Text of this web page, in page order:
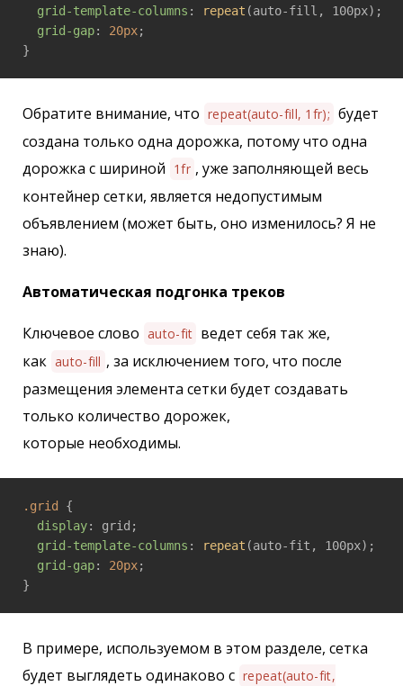
grid-template-columns : repeat (auto-fill, 100px);
grid-gap: 20px;
Обратите внимание, что repeat(auto-fill, 1fr); будет
создана только одна дорожка, потому что одна
дорожка с шириной 1fr , уже заполняющей весь
контейнер сетки, является недопустимым
объявлением (может быть, оно изменилось? Я не
знаю).
Автоматическая подгонка треков
Ключевое слово auto-fit ведет себя так же,
как auto-fill , за исключением того, что после
размещения элемента сетки будет создавать
только количество дорожек,
которые необходимы.
.grid
{
display: grid;
grid-template-columns : repeat (auto-fit, 100px);
grid-gap: 20px;
В примере, используемом в этом разделе, сетка
будет выглядеть одинаково с repeat(auto-fit,